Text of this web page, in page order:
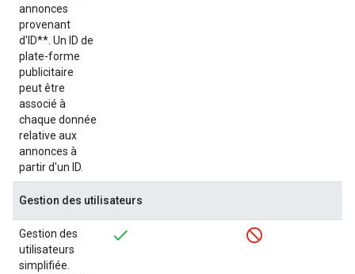
annonces
provenant
d'ID**. Un ID de
plate-forme
publicitaire
peut être
associé à
chaque donnée
relative aux
annonces à
partir d'un ID.
Gestion des utilisateurs
Gestion des
utilisateurs
simplifiée.